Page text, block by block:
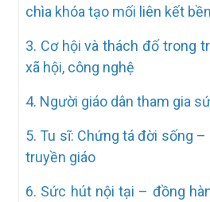
chìa khóa tạo mối liên kết
3. Cơ hội và thách đố trong
xã hội, công nghệ
4. Người giáo dân tham gia
5. Tu sĩ: Chứng tá đời sống
truyền giáo
6. Sức hút nội tại – đồng